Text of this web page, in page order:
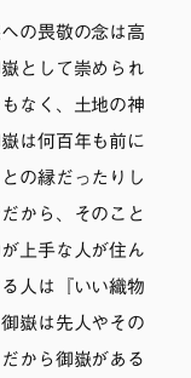
の畏敬の念は高
として崇められ
なく、土地の神
は何百年も前に
の縁だったりし
から、そのこと
上手な人が住ん
人は『いい織物
嶽は先人やその
から御嶽がある